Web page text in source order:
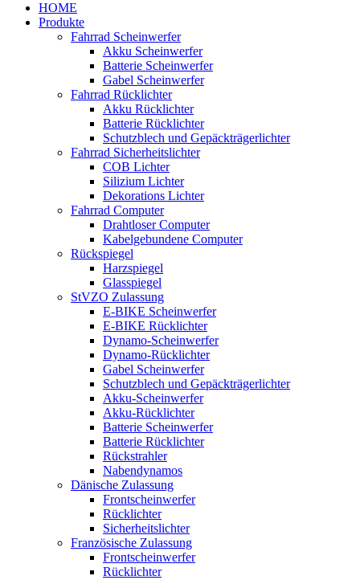
HOME
Produkte
Fahrrad Scheinwerfer
Akku Scheinwerfer
Batterie Scheinwerfer
Gabel Scheinwerfer
Fahrrad Rücklichter
Akku Rücklichter
Batterie Rücklichter
Schutzblech und Gepäckträgerlichter
Fahrrad Sicherheitslichter
COB Lichter
Silizium Lichter
Dekorations Lichter
Fahrrad Computer
Drahtloser Computer
Kabelgebundene Computer
Rückspiegel
Harzspiegel
Glasspiegel
StVZO Zulassung
E-BIKE Scheinwerfer
E-BIKE Rücklichter
Dynamo-Scheinwerfer
Dynamo-Rücklichter
Gabel Scheinwerfer
Schutzblech und Gepäckträgerlichter
Akku-Scheinwerfer
Akku-Rücklichter
Batterie Scheinwerfer
Batterie Rücklichter
Rückstrahler
Nabendynamos
Dänische Zulassung
Frontscheinwerfer
Rücklichter
Sicherheitslichter
Französische Zulassung
Frontscheinwerfer
Rücklichter